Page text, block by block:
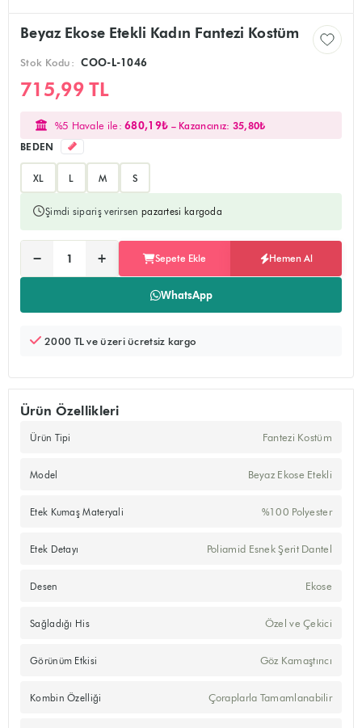
Beyaz Ekose Etekli Kadın Fantezi Kostüm
Stok Kodu: COO-L-1046
715,99 TL
%5 Havale ile:680,19₺ – Kazancınız: 35,80₺
BEDEN
XL L M S
Şimdi sipariş verirsen pazartesi kargoda
Adet:
− + Sepete Ekle Hemen Al
WhatsApp
Ürünü sepete ekler, alışverişe devam edebilirsiniz
Doğrudan ödeme sayfasına yönlendirir
2000 TL ve üzeri ücretsiz kargo
Ürün Özellikleri
Ürün Tipi Fantezi Kostüm
Model Beyaz Ekose Etekli
Etek Kumaş Materyali %100 Polyester
Etek Detayı Poliamid Esnek Şerit Dantel
Desen Ekose
Sağladığı His Özel ve Çekici
Görünüm Etkisi Göz Kamaştırıcı
Kombin Özelliği Çoraplarla Tamamlanabilir